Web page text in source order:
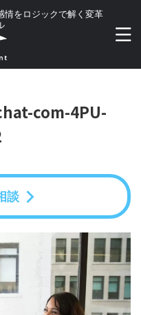
情をロジックで解く変革
com-4PU-
談